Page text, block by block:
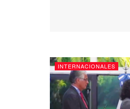
INTERNACIONALES